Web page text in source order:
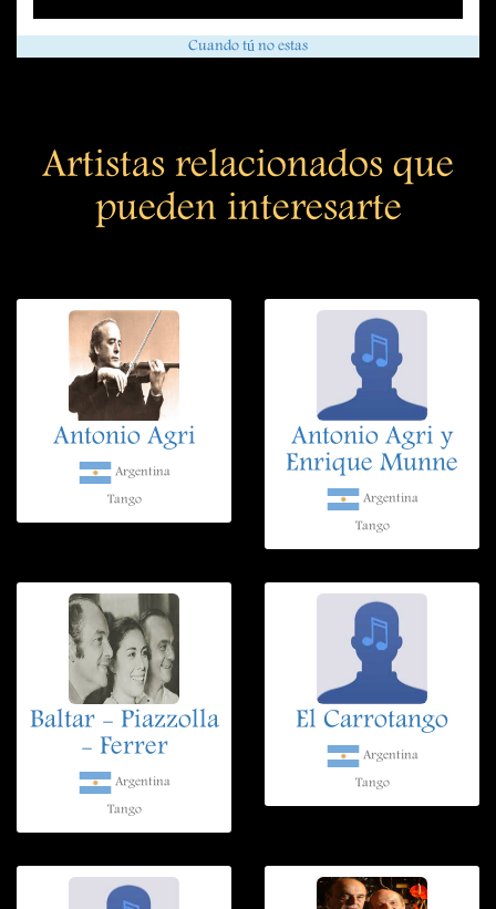
Cuando tú no estas
Artistas relacionados que
pueden interesarte
Antonio Agri
Argentina
Tango
Antonio Agri y
Enrique Munne
Argentina
Tango
Baltar - Piazzolla
- Ferrer
Argentina
Tango
El Carrotango
Argentina
Tango